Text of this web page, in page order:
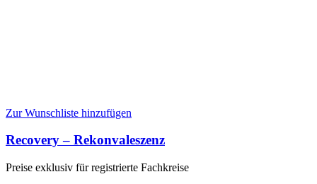
Zur Wunschliste hinzufügen
Recovery – Rekonvaleszenz
Preise exklusiv für registrierte Fachkreise